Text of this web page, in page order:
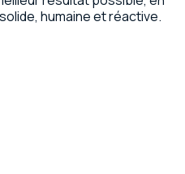
humaine et réactive.